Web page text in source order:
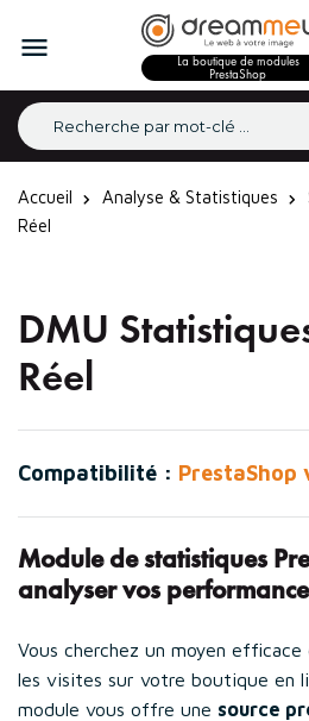
 La boutique de modules
PrestaShop
Accueil Analyse & Statistiques
Réel
DMU
Réel
Compatibilité : PrestaShop
Module de statistiques
analyser vos
Vous cherchez un moyen
les visites sur votre boutique en
module vous offre une source